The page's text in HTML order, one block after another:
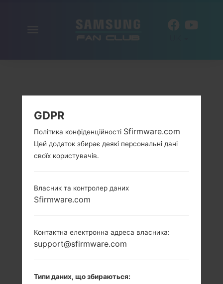
GDPR
Політика конфіденційності Sfirmware.com
Цей додаток збирає деякі персональні дані
своїх користувачів.
Власник та контролер даних
Sfirmware.com
Контактна електронна адреса власника:
support@sfirmware.com
Типи даних, що збираються: